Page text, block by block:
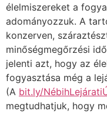
élelmiszereket a
adományozzuk. A
konzerven,
minőségmegőrzési
jelenti azt, hogy az
fogyasztása még a
(A bit.ly/
megtudhatjuk, hogy